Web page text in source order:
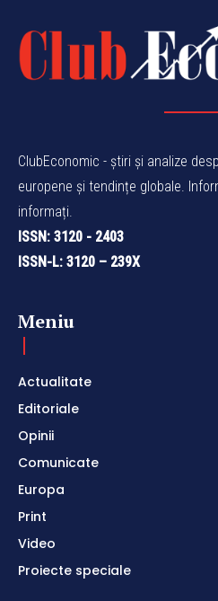
ClubEconomic - știri și analize
europene și tendințe globale.
informați.
ISSN: 3120 - 2403
ISSN-L: 3120 – 239X
Meniu
Actualitate
Editoriale
Opinii
Comunicate
Europa
Print
Video
Proiecte speciale